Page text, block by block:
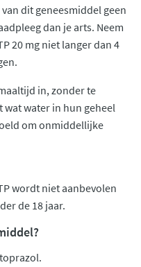
dit geneesmiddel geen
dan je arts. Neem
20 mg niet langer dan 4
in, zonder te
wat water in hun geheel
om onmiddellijke
wordt niet aanbevolen
de 18 jaar.